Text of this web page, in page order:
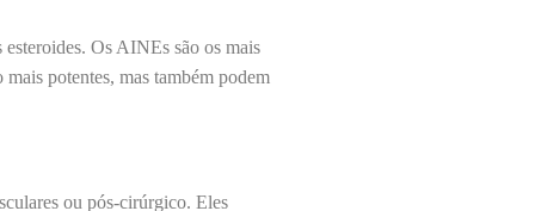
Os AINEs são os mais
potentes, mas também podem
ou pós-cirúrgico. Eles